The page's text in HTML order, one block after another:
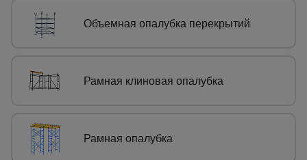
Объемная опалубка перекрытий
Рамная клиновая опалубка
Рамная опалубка
Строительные
Грузоподъемное
Мусоропровод